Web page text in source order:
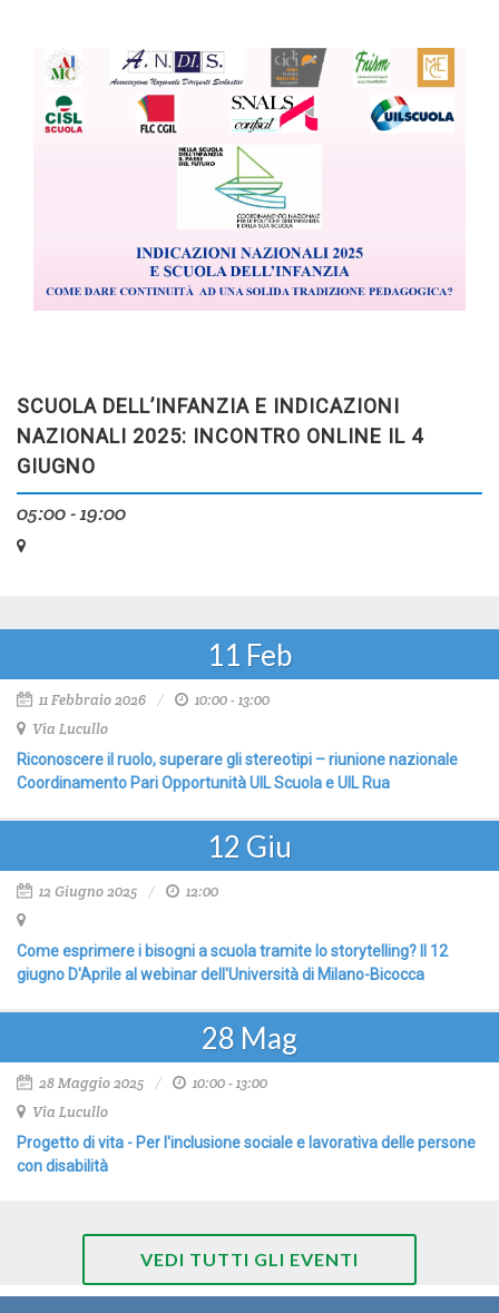
SCUOLA DELL’INFANZIA E INDICAZIONI
NAZIONALI 2025: INCONTRO ONLINE IL 4
GIUGNO
05:00 - 19:00
11 Feb
11 Febbraio 2026
10:00 - 13:00
Via Lucullo
Riconoscere il ruolo, superare gli stereotipi – riunione nazionale
Coordinamento Pari Opportunità UIL Scuola e UIL Rua
12 Giu
12 Giugno 2025 12:00
Come esprimere i bisogni a scuola tramite lo storytelling? Il 12
giugno D'Aprile al webinar dell'Università di Milano-Bicocca
28 Mag
28 Maggio 2025
10:00 - 13:00
Via Lucullo
Progetto di vita - Per l'inclusione sociale e lavorativa delle persone
con disabilità
VEDI TUTTI GLI EVENTI